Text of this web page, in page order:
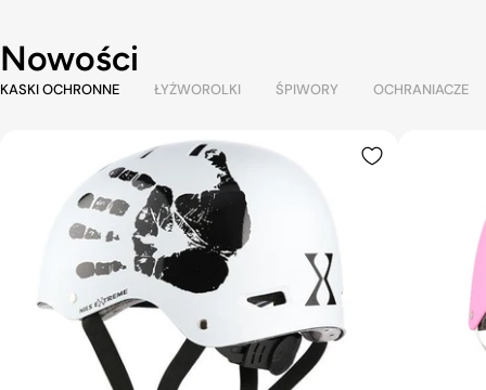
Nowości
KASKI OCHRONNE ŁYŻWOROLKI ŚPIWORY OCHRANIACZE